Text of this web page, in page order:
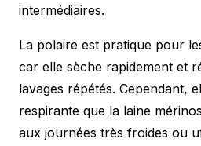
intermédiaires.
La polaire est pratique pour
car elle sèche rapidement et
lavages répétés. Cependant,
respirante que la laine
aux journées très froides ou